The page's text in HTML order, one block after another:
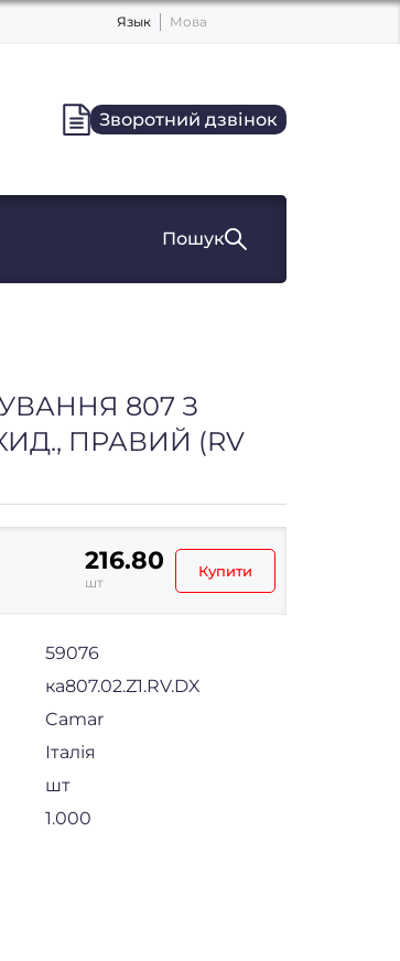
Язык Мова
Зворотний дзвінок
Пошук
807 З
ПРАВИЙ (RV
216.80
шт
Купити
59076
ка807.02.Z1.RV.DX
Camar
Італія
шт
1.000